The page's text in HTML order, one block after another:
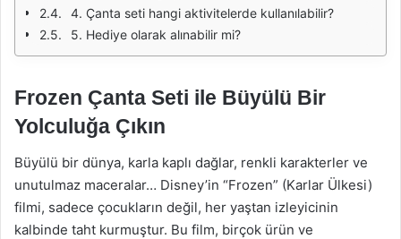
4. Çanta seti hangi aktivitelerde kullanılabilir?
5. Hediye olarak alınabilir mi?
Frozen Çanta Seti ile Büyülü Bir
Yolculuğa Çıkın
Büyülü bir dünya, karla kaplı dağlar, renkli karakterler ve
unutulmaz maceralar… Disney’in “Frozen” (Karlar Ülkesi)
filmi, sadece çocukların değil, her yaştan izleyicinin
kalbinde taht kurmuştur. Bu film, birçok ürün ve